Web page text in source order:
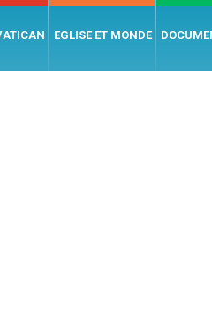
EGLISE ET MONDE